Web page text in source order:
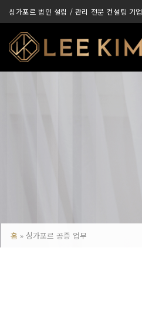
Skip
to
content
싱가포르 법인 설립 / 관리 전문 컨설팅 기업
홈 » 싱가포르 공증 업무